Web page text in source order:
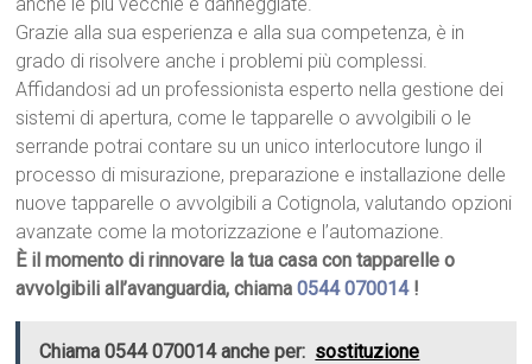
Grazie alla sua esperienza e alla sua competenza, è in
grado di risolvere anche i problemi più complessi.
Affidandosi ad un professionista esperto nella gestione dei
sistemi di apertura, come le tapparelle o avvolgibili o le
serrande potrai contare su un unico interlocutore lungo il
processo di misurazione, preparazione e installazione delle
nuove tapparelle o avvolgibili a Cotignola, valutando opzioni
avanzate come la motorizzazione e l’automazione.
È il momento di rinnovare la tua casa con tapparelle o
avvolgibili all’avanguardia, chiama0544 070014!
Chiama 0544 070014 anche per: sostituzione